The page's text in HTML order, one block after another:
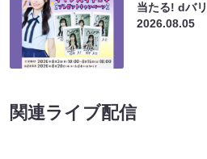
当たる! dバ
2026.08.05
関連ライブ配信